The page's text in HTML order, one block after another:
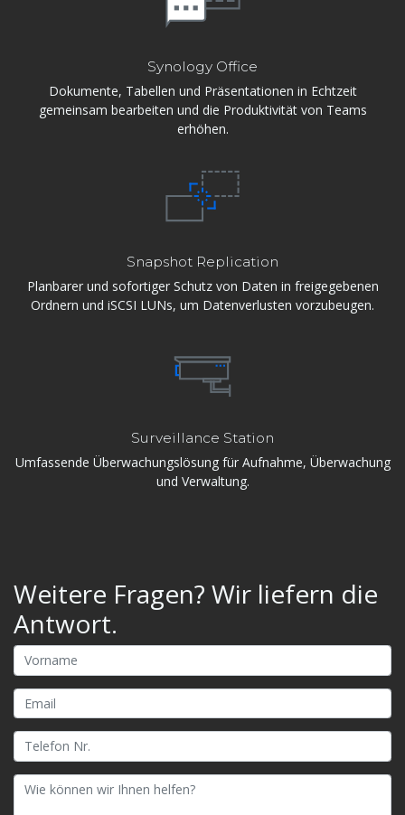
Synology Office
Dokumente, Tabellen und Präsentationen in Echtzeit
gemeinsam bearbeiten und die Produktivität von Teams
erhöhen.
Snapshot Replication
Planbarer und sofortiger Schutz von Daten in freigegebenen
Ordnern und iSCSI LUNs, um Datenverlusten vorzubeugen.
Surveillance Station
Umfassende Überwachungslösung für Aufnahme, Überwachung
und Verwaltung.
Weitere Fragen? Wir liefern die
Antwort.